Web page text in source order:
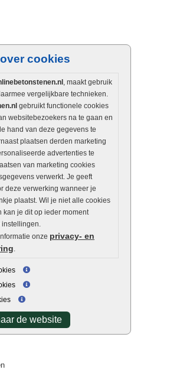
cookies
, maakt gebruik
vergelijkbare technieken.
gebruikt functionele cookies
websitebezoekers na te gaan en
hand van deze gegevens te
plaatsen derden marketing
advertenties te
van marketing cookies
verwerkt. Je geeft
deze verwerking wanneer je
plaatst. Wil je niet alle cookies
kan je dit op ieder moment
onze privacy- en
de website